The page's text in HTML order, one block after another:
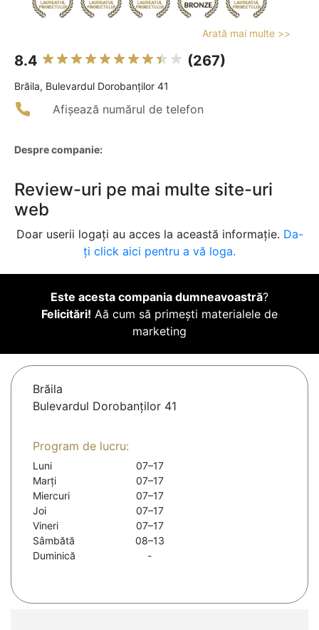
Arată mai multe >>
8.4 (267)
Brăila, Bulevardul Dorobanților 41
Afișează numărul de telefon
Despre companie:
Review-uri pe mai multe site-uri
web
Doar userii logați au acces la această informație. Da-
ți click aici pentru a vă loga.
Este acesta compania dumneavoastră?
Felicitări! Aă cum să primești materialele de
marketing
Brăila
Bulevardul Dorobanților 41
Program de lucru:
Luni
07–17
Marți
07–17
Miercuri
07–17
Joi
07–17
Vineri
07–17
Sâmbătă
08–13
Duminică
-